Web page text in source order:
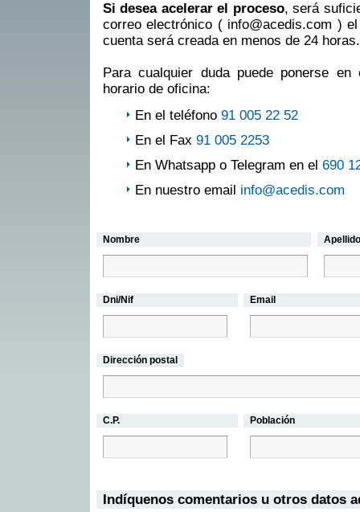
Si desea acelerar el proceso, será
correo electrónico ( info@acedis.com )
cuenta será creada en menos de 24 horas.
Para cualquier duda puede ponerse
horario de oficina:
En el teléfono 91 005 22 52
En el Fax 91 005 2253
En Whatsapp o Telegram en el 690
En nuestro email info@acedis.com
Nombre
Dni/Nif Email
Dirección postal
C.P. Población
Indíquenos comentarios u otros datos